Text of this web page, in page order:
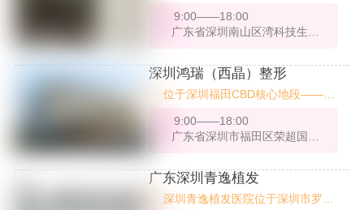
象城正对面），交通便利，环境优
雅，是深圳市民信赖的美丽地标。
疗美容医院】，是由北京八大处整
形医院（医学科学院整形外科医
区。医院自2022年1月正式开业，
占地面积约6000平方米，集医
疗、审美、科技于一体，致力于为
服务。
9:00——18:00
广东省深圳南山区湾科技生态园1栋C座1-2楼
深圳鸿瑞（西晶）整形
位于深圳福田CBD核心地段——荣
写字楼，深圳鸿瑞（西晶）整形作
为一家集高端医美整形、精细化服
终坚持以技术为核心、以客户为中
心，致力于为求美者提供科学、个
性化的整形解决方案。机构配备现
9:00——18:00
广东省深圳市福田区荣超国际商务中心36层
广东深圳青逸植发
深圳青逸植发医院位于深圳市罗湖